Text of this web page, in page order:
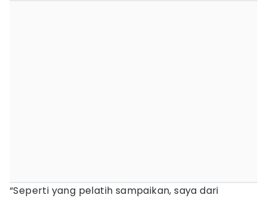
“Seperti yang pelatih sampaikan, saya dari